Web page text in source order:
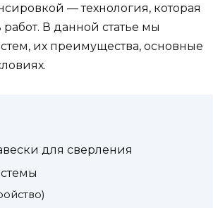
— технология, которая
В данной статье мы
их преимущества, основные
для сверления